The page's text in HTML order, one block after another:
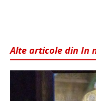
Alte articole din In